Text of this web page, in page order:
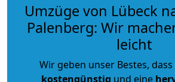
Umzüge von Lübeck
Palenberg: Wir
leicht
Wir geben unser Bestes,
kostengünstig und eine